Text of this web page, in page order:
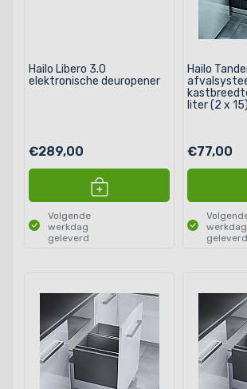
Hailo Libero 3.0
elektronische deuropener
€289,00
Volgende
werkdag
geleverd
Hailo
liter (2 x 15)
€77,00
werkdag
geleverd